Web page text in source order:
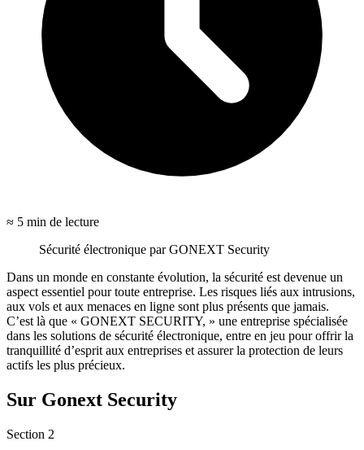
≈ 5 min de lecture
Sécurité électronique par GONEXT Security
Dans un monde en constante évolution, la sécurité est devenue un
aspect essentiel pour toute entreprise. Les risques liés aux intrusions,
aux vols et aux menaces en ligne sont plus présents que jamais.
C’est là que « GONEXT SECURITY, » une entreprise spécialisée
dans les solutions de sécurité électronique, entre en jeu pour offrir la
tranquillité d’esprit aux entreprises et assurer la protection de leurs
actifs les plus précieux.
Sur Gonext Security
Section 2